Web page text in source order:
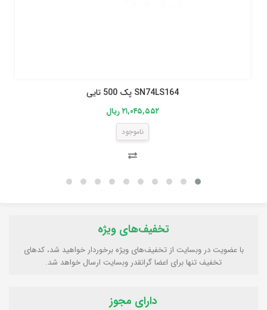
SN74LS164 پک 500 تایی
۲۱,۰۴۵,۵۵۲ ریال
ناموجود
تخفیف‌های ویژه
با عضویت در وبسایت از تخفیف‌های ویژه برخوردار خواهید شد، کدهای
تخفیف تنها برای اعضا گرانقدر وبسایت ارسال خواهد شد.
دارای مجوز